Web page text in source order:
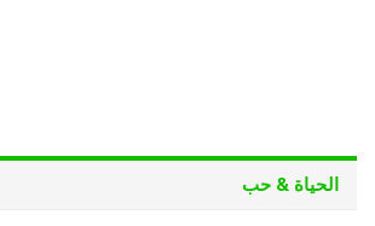
الحياة & حب